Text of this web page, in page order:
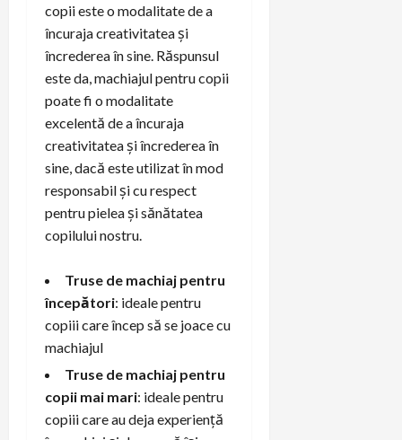
copii este o modalitate de a
încuraja creativitatea și
încrederea în sine. Răspunsul
este da, machiajul pentru copii
poate fi o modalitate
excelentă de a încuraja
creativitatea și încrederea în
sine, dacă este utilizat în mod
responsabil și cu respect
pentru pielea și sănătatea
copilului nostru.
Truse de machiaj pentru
începători: ideale pentru
copiii care încep să se joace cu
machiajul
Truse de machiaj pentru
copii mai mari: ideale pentru
copiii care au deja experiență